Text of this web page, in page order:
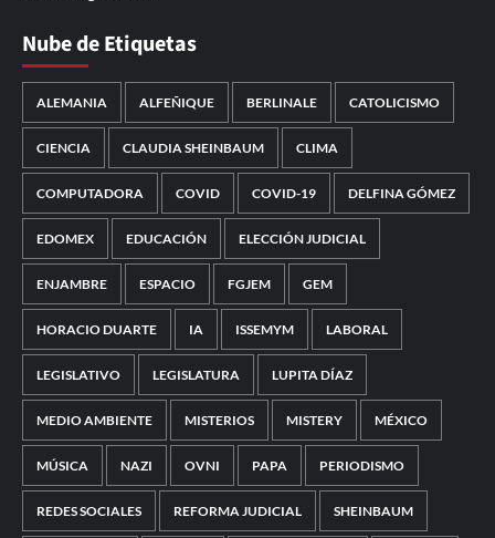
Nube de Etiquetas
ALEMANIA ALFEÑIQUE BERLINALE CATOLICISMO
CIENCIA CLAUDIA SHEINBAUM CLIMA
COMPUTADORA COVID COVID-19 DELFINA GÓMEZ
EDOMEX EDUCACIÓN ELECCIÓN JUDICIAL
ENJAMBRE ESPACIO FGJEM GEM
HORACIO DUARTE IA ISSEMYM LABORAL
LEGISLATIVO LEGISLATURA LUPITA DÍAZ
MEDIO AMBIENTE MISTERIOS MISTERY MÉXICO
MÚSICA NAZI OVNI PAPA PERIODISMO
REDES SOCIALES REFORMA JUDICIAL SHEINBAUM